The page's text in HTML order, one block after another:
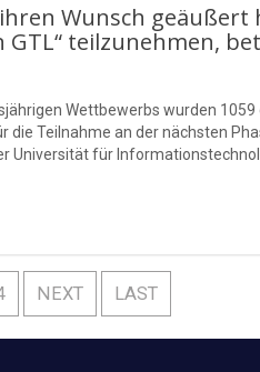
Wunsch
teilzunehmen,
Wettbewerbs wurden
Teilnahme an der nächsten
Universität für
NEXT LAST